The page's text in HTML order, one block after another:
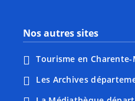
Nos autres sites
Tourisme en
Les Archives